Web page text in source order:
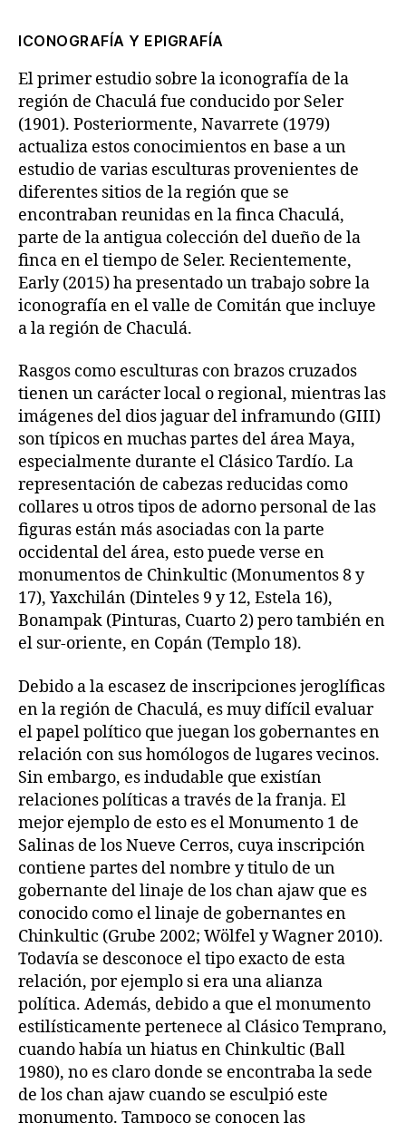
ICONOGRAFÍA Y EPIGRAFÍA
El primer estudio sobre la iconografía de la
región de Chaculá fue conducido por Seler
(1901). Posteriormente, Navarrete (1979)
actualiza estos conocimientos en base a un
estudio de varias esculturas provenientes de
diferentes sitios de la región que se
encontraban reunidas en la finca Chaculá,
parte de la antigua colección del dueño de la
finca en el tiempo de Seler. Recientemente,
Early (2015) ha presentado un trabajo sobre la
iconografía en el valle de Comitán que incluye
a la región de Chaculá.
Rasgos como esculturas con brazos cruzados
tienen un carácter local o regional, mientras las
imágenes del dios jaguar del inframundo (GIII)
son típicos en muchas partes del área Maya,
especialmente durante el Clásico Tardío. La
representación de cabezas reducidas como
collares u otros tipos de adorno personal de las
figuras están más asociadas con la parte
occidental del área, esto puede verse en
monumentos de Chinkultic (Monumentos 8 y
17), Yaxchilán (Dinteles 9 y 12, Estela 16),
Bonampak (Pinturas, Cuarto 2) pero también en
el sur-oriente, en Copán (Templo 18).
Debido a la escasez de inscripciones jeroglíficas
en la región de Chaculá, es muy difícil evaluar
el papel político que juegan los gobernantes en
relación con sus homólogos de lugares vecinos.
Sin embargo, es indudable que existían
relaciones políticas a través de la franja. El
mejor ejemplo de esto es el Monumento 1 de
Salinas de los Nueve Cerros, cuya inscripción
contiene partes del nombre y titulo de un
gobernante del linaje de los chan ajaw que es
conocido como el linaje de gobernantes en
Chinkultic (Grube 2002; Wölfel y Wagner 2010).
Todavía se desconoce el tipo exacto de esta
relación, por ejemplo si era una alianza
política. Además, debido a que el monumento
estilísticamente pertenece al Clásico Temprano,
cuando había un hiatus en Chinkultic (Ball
1980), no es claro donde se encontraba la sede
de los chan ajaw cuando se esculpió este
monumento. Tampoco se conocen las